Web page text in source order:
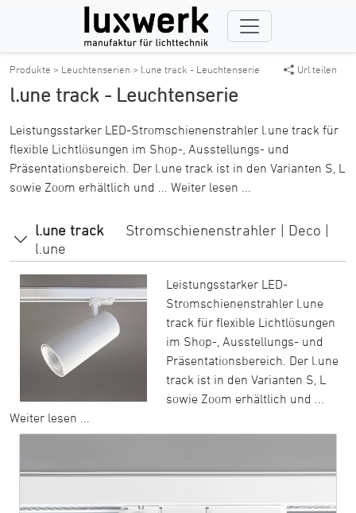
Produkte > Leuchtenserien > l.une track - Leuchtenserie Url teilen
l.une track - Leuchtenserie
Leistungsstarker LED-Stromschienenstrahler l.une track für
flexible Lichtlösungen im Shop-, Ausstellungs- und
Präsentationsbereich. Der l.une track ist in den Varianten S, L
sowie Zoom erhältlich und ... Weiter lesen ...
l.une track
Stromschienenstrahler | Deco |
l.une
Leistungsstarker LED-
Stromschienenstrahler l.une
track für flexible Lichtlösungen
im Shop-, Ausstellungs- und
Präsentationsbereich. Der l.une
track ist in den Varianten S, L
sowie Zoom erhältlich und ...
Weiter lesen ...